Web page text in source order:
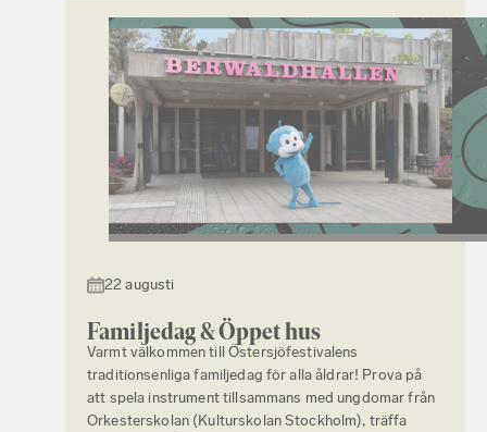
22 augusti
Familjedag & Öppet hus
Varmt välkommen till Östersjöfestivalens
traditionsenliga familjedag för alla åldrar! Prova på
att spela instrument tillsammans med ungdomar från
Orkesterskolan (Kulturskolan Stockholm), träffa